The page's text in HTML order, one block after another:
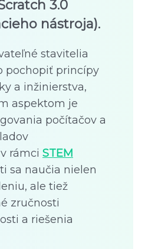
3.0
nástroja).
stavitelia
pochopiť princípy
a inžinierstva,
aspektom je
počítačov a
rámci STEM
sa naučia nielen
ale tiež
zručnosti
a riešenia